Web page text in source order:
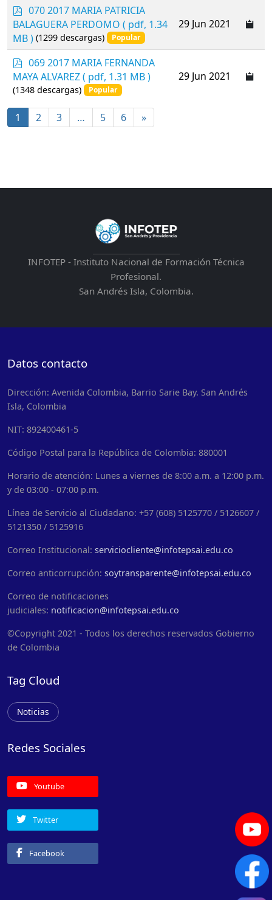
p
d
f
070 2017 MARIA PATRICIA
BALAGUERA PERDOMO ( pdf, 1.34
MB ) (1299 descargas) Popular
29 Jun 2021
p
d
f
069 2017 MARIA FERNANDA
MAYA ALVAREZ( pdf, 1.31 MB )
(1348 descargas) Popular
29 Jun 2021
1 2 3 … 5 6 »
INFOTEP - Instituto Nacional de Formación Técnica
Profesional.
San Andrés Isla, Colombia.
Datos contacto
Dirección: Avenida Colombia, Barrio Sarie Bay. San Andrés
Isla, Colombia
NIT: 892400461-5
Código Postal para la República de Colombia: 880001
Horario de atención: Lunes a viernes de 8:00 a.m. a 12:00 p.m.
y de 03:00 - 07:00 p.m.
Línea de Servicio al Ciudadano: +57 (608) 5125770 / 5126607 /
5121350 / 5125916
Correo Institucional: serviciocliente@infotepsai.edu.co
Correo anticorrupción: soytransparente@infotepsai.edu.co
Correo de notificaciones
judiciales: notificacion@infotepsai.edu.co
©Copyright 2021 - Todos los derechos reservados Gobierno
de Colombia
Tag Cloud
Noticias
Redes Sociales
Youtube
Twitter
Facebook